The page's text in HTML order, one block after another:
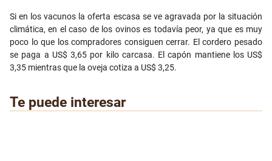
Si en los vacunos la oferta escasa se ve agravada por la situación
climática, en el caso de los ovinos es todavía peor, ya que es muy
poco lo que los compradores consiguen cerrar. El cordero pesado
se paga a US$ 3,65 por kilo carcasa. El capón mantiene los US$
3,35 mientras que la oveja cotiza a US$ 3,25.
Te puede interesar